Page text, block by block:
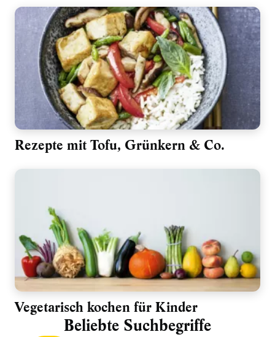
Rezepte mit Tofu, Grünkern & Co.
Vegetarisch kochen für Kinder
Beliebte Suchbegriffe